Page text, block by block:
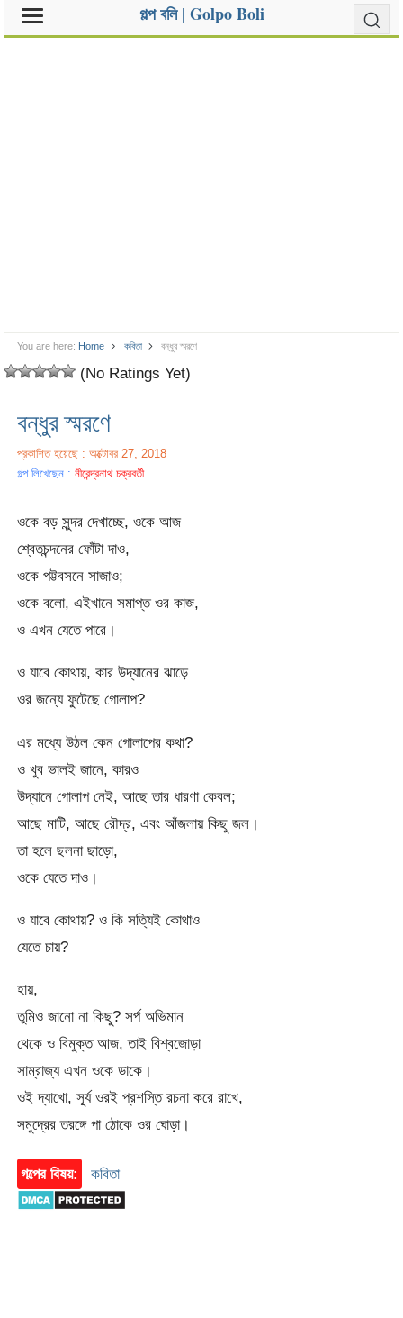
গল্প বলি | Golpo Boli
You are here: Home কবিতা বন্ধুর স্মরণে
(No Ratings Yet)
বন্ধুর স্মরণে
প্রকাশিত হয়েছে : অক্টোবর 27, 2018
গল্প লিখেছেন :নীরেন্দ্রনাথ চক্রবর্তী
ওকে বড় সুন্দর দেখাচ্ছে, ওকে আজ
শ্বেতচন্দনের ফোঁটা দাও,
ওকে পট্টবসনে সাজাও;
ওকে বলো, এইখানে সমাপ্ত ওর কাজ,
ও এখন যেতে পারে।
ও যাবে কোথায়, কার উদ্যানের ঝাড়ে
ওর জন্যে ফুটেছে গোলাপ?
এর মধ্যে উঠল কেন গোলাপের কথা?
ও খুব ভালই জানে, কারও
উদ্যানে গোলাপ নেই, আছে তার ধারণা কেবল;
আছে মাটি, আছে রৌদ্র, এবং আঁজলায় কিছু জল।
তা হলে ছলনা ছাড়ো,
ওকে যেতে দাও।
ও যাবে কোথায়? ও কি সত্যিই কোথাও
যেতে চায়?
হায়,
তুমিও জানো না কিছু? সর্প অভিমান
থেকে ও বিমুক্ত আজ, তাই বিশ্বজোড়া
সাম্রাজ্য এখন ওকে ডাকে।
ওই দ্যাখো, সূর্য ওরই প্রশস্তি রচনা করে রাখে,
সমুদ্রের তরঙ্গে পা ঠোকে ওর ঘোড়া।
গল্পের বিষয়: কবিতা